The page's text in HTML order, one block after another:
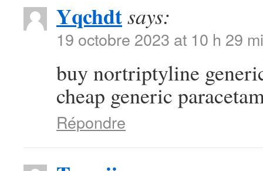
Yqchdtsays:
19 octobre 2023 at 10 h 29
buy nortriptyline
cheap generic
Répondre